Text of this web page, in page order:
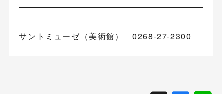
サントミューゼ（美術館） 0268-27-2300